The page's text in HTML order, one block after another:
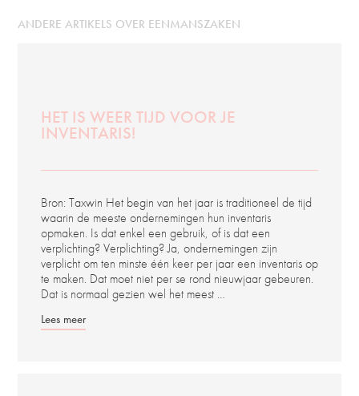
ANDERE ARTIKELS OVER EENMANSZAKEN
HET IS WEER TIJD VOOR JE
INVENTARIS!
Bron: Taxwin Het begin van het jaar is traditioneel de tijd
waarin de meeste ondernemingen hun inventaris
opmaken. Is dat enkel een gebruik, of is dat een
verplichting? Verplichting? Ja, ondernemingen zijn
verplicht om ten minste één keer per jaar een inventaris op
te maken. Dat moet niet per se rond nieuwjaar gebeuren.
Dat is normaal gezien wel het meest …
Lees meer